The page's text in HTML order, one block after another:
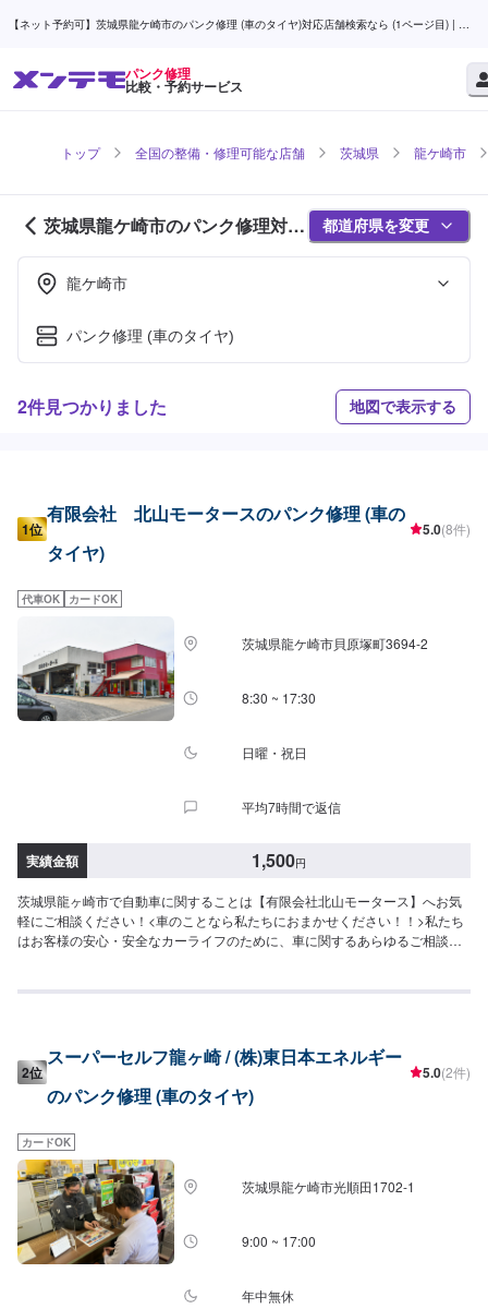
【ネット予約可】茨城県龍ケ崎市のパンク修理 (車のタイヤ)対応店舗検索なら (1ページ目) | メ
パンク修理
比較・予約サービス
トップ 全国の整備・修理可能な店舗 茨城県 龍ケ崎市
茨城県龍ケ崎市のパンク修理対応
店舗紹介 (1ページ目)
都道府県を変更
龍ケ崎市
パンク修理 (車のタイヤ)
2件見つかりました 地図で表示する
1位
有限会社 北山モータースのパンク修理 (車の
タイヤ)
5.0(8件)
代車OK カードOK
茨城県龍ケ崎市貝原塚町3694-2
8:30 ~ 17:30
日曜・祝日
平均7時間で返信
実績金額 1,500円
茨城県龍ヶ崎市で自動車に関することは【有限会社北山モータース】へお気
軽にご相談ください！<車のことなら私たちにおまかせください！！>私たち
はお客様の安心・安全なカーライフのために、車に関するあらゆるご相談に
ンス、修理、保険相談まであらゆるご要望にお応えします。これからも信頼
せ【2】お見積り【3】お見積りにご納得いただければ作業開始【4】仕上が
り次第納車-----納期について-----納期は通常1日程度で納車となります。(要相
談)納期は前後する場合がございます。予めご了承ください。-----ご来店時の
事務所前の空いているスペースに駐車してください。受付はスタッフへ「メ
ンテモで予約しました」とお伝えください。ご案内いたします。【定休日・
営業時間】定休日：日曜日、祝日、第二土曜日営業時間：8:30~17:30
2位
スーパーセルフ龍ヶ崎 / (株)東日本エネルギー
のパンク修理 (車のタイヤ)
5.0(2件)
カードOK
茨城県龍ケ崎市光順田1702-1
9:00 ~ 17:00
年中無休